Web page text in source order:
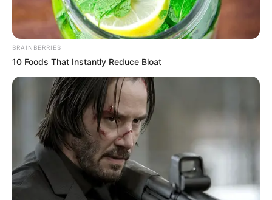
BRAINBERRIES
10 Foods That Instantly Reduce Bloat